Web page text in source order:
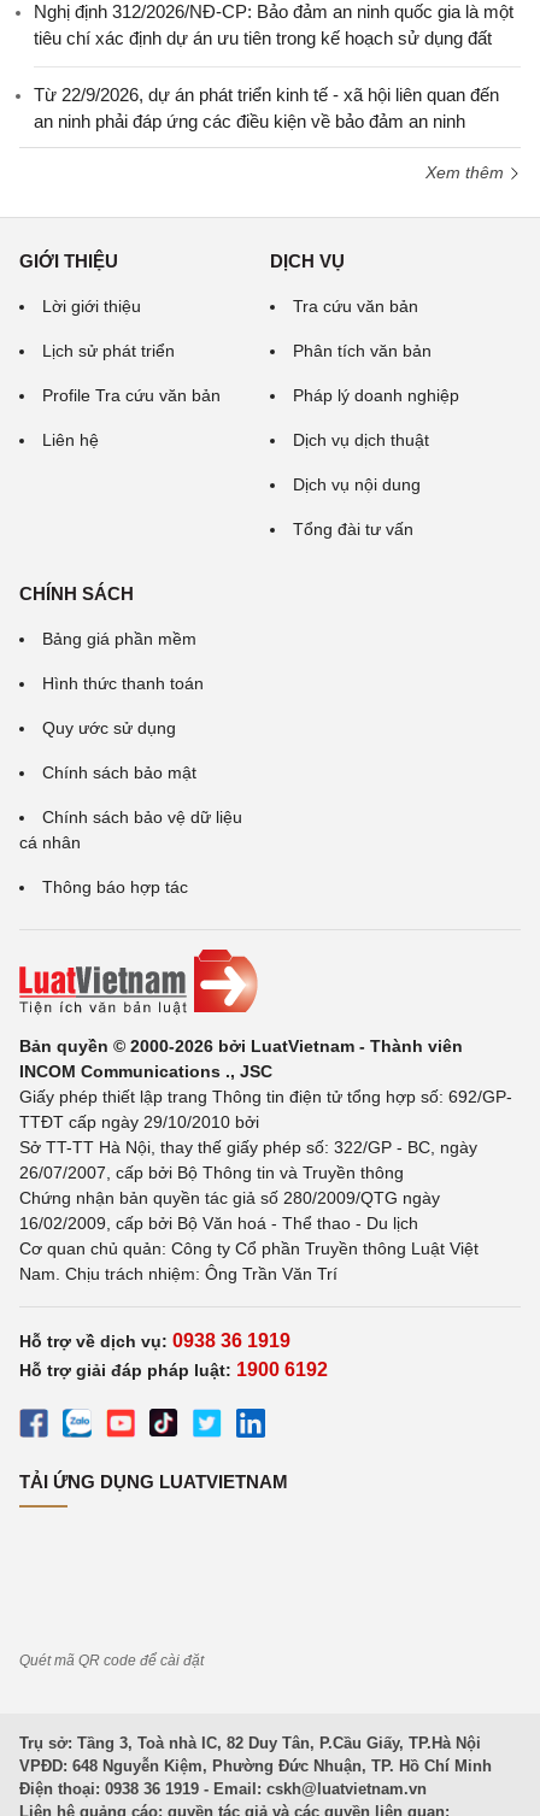
Nghị định 312/2026/NĐ-CP: Bảo đảm an ninh quốc gia là một
tiêu chí xác định dự án ưu tiên trong kế hoạch sử dụng đất
Từ 22/9/2026, dự án phát triển kinh tế - xã hội liên quan đến
an ninh phải đáp ứng các điều kiện về bảo đảm an ninh
Xem thêm
GIỚI THIỆU
Lời giới thiệu
Lịch sử phát triển
Profile Tra cứu văn bản
Liên hệ
DỊCH VỤ
Tra cứu văn bản
Phân tích văn bản
Pháp lý doanh nghiệp
Dịch vụ dịch thuật
Dịch vụ nội dung
Tổng đài tư vấn
CHÍNH SÁCH
Bảng giá phần mềm
Hình thức thanh toán
Quy ước sử dụng
Chính sách bảo mật
Chính sách bảo vệ dữ liệu
cá nhân
Thông báo hợp tác
Bản quyền © 2000-2026 bởi LuatVietnam - Thành viên
INCOM Communications ., JSC
Giấy phép thiết lập trang Thông tin điện tử tổng hợp số: 692/GP-
TTĐT cấp ngày 29/10/2010 bởi
Sở TT-TT Hà Nội, thay thế giấy phép số: 322/GP - BC, ngày
26/07/2007, cấp bởi Bộ Thông tin và Truyền thông
Chứng nhận bản quyền tác giả số 280/2009/QTG ngày
16/02/2009, cấp bởi Bộ Văn hoá - Thể thao - Du lịch
Cơ quan chủ quản: Công ty Cổ phần Truyền thông Luật Việt
Nam. Chịu trách nhiệm: Ông Trần Văn Trí
Hỗ trợ về dịch vụ: 0938 36 1919
Hỗ trợ giải đáp pháp luật: 1900 6192
TẢI ỨNG DỤNG LUATVIETNAM
Quét mã QR code để cài đặt
Trụ sở: Tầng 3, Toà nhà IC, 82 Duy Tân, P.Cầu Giấy, TP.Hà Nội
VPĐD: 648 Nguyễn Kiệm, Phường Đức Nhuận, TP. Hồ Chí Minh
Điện thoại: 0938 36 1919 - Email: cskh@luatvietnam.vn
Liên hệ quảng cáo; quyền tác giả và các quyền liên quan: